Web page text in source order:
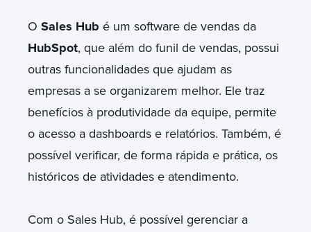
O Sales Hub é um software de vendas da
HubSpot, que além do funil de vendas, possui
outras funcionalidades que ajudam as
empresas a se organizarem melhor. Ele traz
benefícios à produtividade da equipe, permite
o acesso a dashboards e relatórios. Também, é
possível verificar, de forma rápida e prática, os
históricos de atividades e atendimento.
Com o Sales Hub, é possível gerenciar a